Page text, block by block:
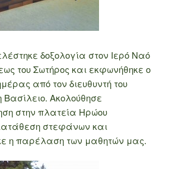
δοξολογία στον Ιερό Ναό
του Σωτήρος και εκφωνήθηκε ο
από τον διευθυντή του
Βασίλειο. Ακολούθησε
στην πλατεία Ηρώου
στεφάνων και
η παρέλαση των μαθητών μας.